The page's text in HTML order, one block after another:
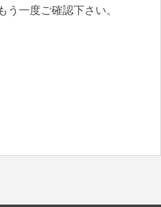
う一度ご確認下さい。